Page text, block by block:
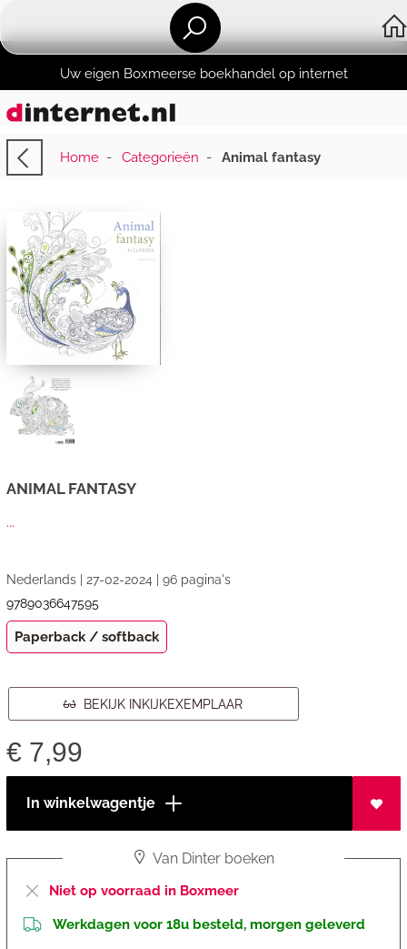
Uw eigen Boxmeerse boekhandel op internet
Home- Categorieën - Animal fantasy
ANIMAL FANTASY
...
Nederlands | 27-02-2024 | 96 pagina's
9789036647595
Paperback / softback
BEKIJK INKIJKEXEMPLAAR
€ 7,99
In winkelwagentje
Van Dinter boeken
Niet op voorraad in Boxmeer
Werkdagen voor 18u besteld, morgen geleverd